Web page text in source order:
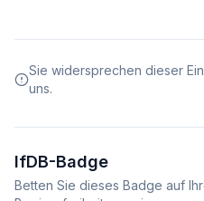
Sie widersprechen dieser
uns.
IfDB-Badge
Betten Sie dieses Badge auf